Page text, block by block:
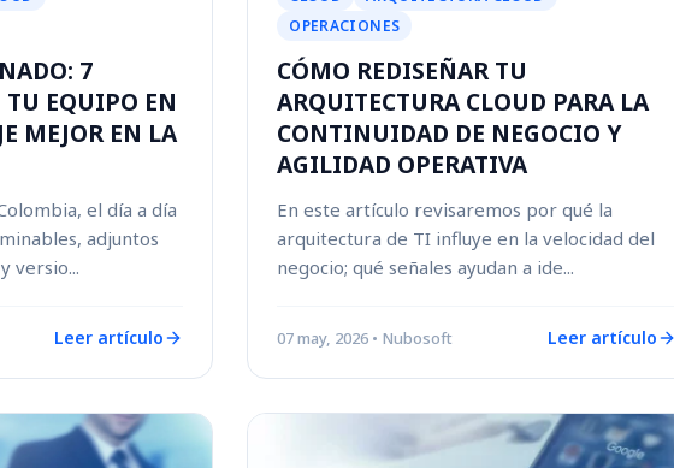
7
TU EQUIPO EN
MEJOR EN LA
el día a día
adjuntos
versio...
Leer artículo
OPERACIONES
CÓMO REDISEÑAR TU
ARQUITECTURA CLOUD PARA LA
CONTINUIDAD DE NEGOCIO Y
AGILIDAD OPERATIVA
En este artículo revisaremos por qué la
arquitectura de TI influye en la velocidad del
negocio; qué señales ayudan a ide...
07 may, 2026 • Nubosoft Leer artículo